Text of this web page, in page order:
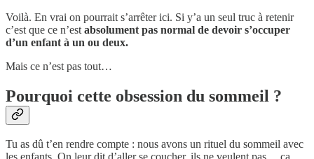
Voilà. En vrai on pourrait s’arrêter ici. Si y’a un seul truc à retenir
c’est que ce n’est absolument pas normal de devoir s’occuper
d’un enfant à un ou deux.
Mais ce n’est pas tout…
Pourquoi cette obsession du sommeil ?
Tu as dû t’en rendre compte : nous avons un rituel du sommeil avec